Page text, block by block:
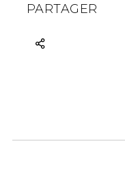
PARTAGER